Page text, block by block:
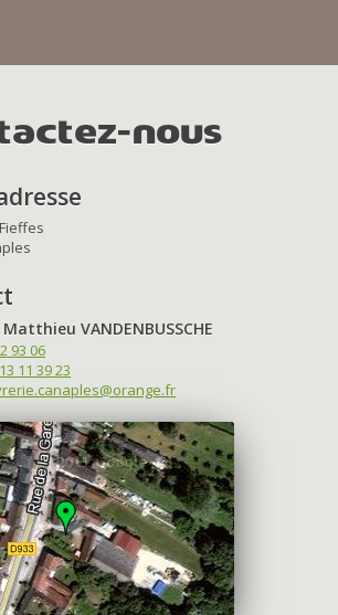
nous
VANDENBUSSCHE
93 06
11 39 23